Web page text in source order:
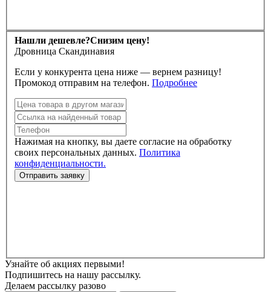
Нашли дешевле?Снизим цену!
Дровница Скандинавия
Если у конкурента цена ниже — вернем разницу!
Промокод отправим на телефон. Подробнее
Нажимая на кнопку, вы даете согласие на обработку
своих персональных данных. Политика
конфиденциальности.
Узнайте об акциях первыми!
Подпишитесь на нашу рассылку.
Делаем рассылку разово